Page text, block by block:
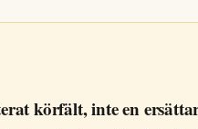
körfält, inte en